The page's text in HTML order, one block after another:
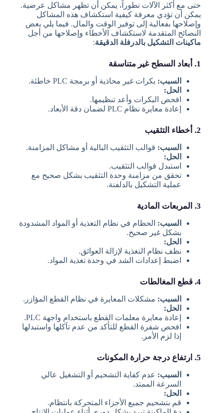
حتى مع أكثر الآلات تطوراً، يمكن أن تظهر مشاكل عرضية.
يمكن أن تؤدي معرفة كيفية استكشاف هذه المشاكل
وإصلاحها بفعالية إلى توفير الوقت والمال. فيما يلي بعض
النصائح المتقدمة لاستكشاف الأخطاء وإصلاحها من أجل
ماكينات التشكيل بالدرفلة الدقيقة:
1. أبعاد السطح غير متناسقة
السبب: بكرات غير محاذية أو برمجة PLC خاطئة.
الحل:
افحص البكرات وأعد تنظيمها.
إعادة معايرة نظام PLC لضمان دقة الأبعاد.
2. أخطاء التثقيب
السبب: قوالب التثقيب البالية أو مشاكل المزامنة.
الحل:
استبدل قوالب التثقيب.
تحقق من مزامنة وحدة التثقيب بشكل صحيح مع
عملية التشكيل بالدلفنة.
3. المربعات المادية
السبب: الحطام في نظام التغذية أو المواد المشدودة
بشكل غير صحيح.
الحل:
نظف نظام التغذية لإزالة العوائق.
اضبط إعدادات الشد في وحدة تغذية المواد.
4. قطع المغالطات
السبب: مشكلات المعايرة في نظام القطع المؤازر.
الحل:
إعادة معايرة معلمات القطع باستخدام واجهة PLC.
افحص شفرة القطع للتأكد من عدم تآكلها واستبدلها
إذا لزم الأمر.
5. ارتفاع درجة حرارة المكونات
السبب: عدم كفاية التشحيم أو التشغيل عالي
السرعة الممتد.
الحل:
قم بتشحيم جميع الأجزاء المتحركة بانتظام.